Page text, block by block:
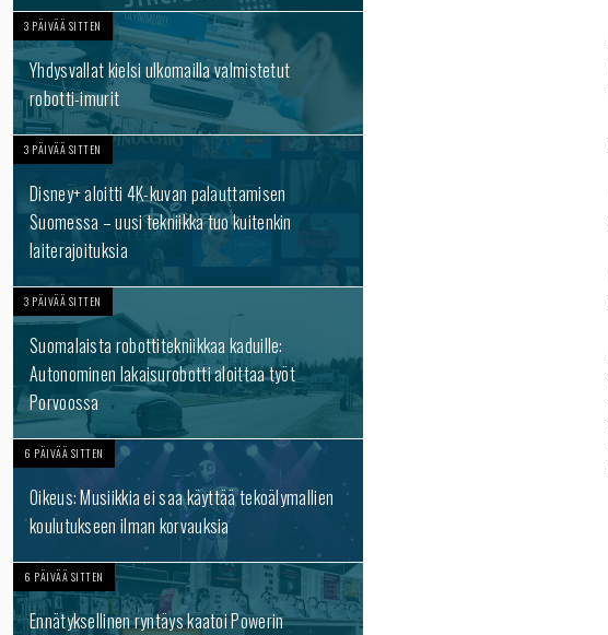
3 PÄIVÄÄ SITTEN
Yhdysvallat kielsi ulkomailla valmistetut
robotti-imurit
3 PÄIVÄÄ SITTEN
Disney+ aloitti 4K-kuvan palauttamisen
Suomessa – uusi tekniikka tuo kuitenkin
laiterajoituksia
3 PÄIVÄÄ SITTEN
Suomalaista robottitekniikkaa kaduille:
Autonominen lakaisurobotti aloittaa työt
Porvoossa
6 PÄIVÄÄ SITTEN
Oikeus: Musiikkia ei saa käyttää tekoälymallien
koulutukseen ilman korvauksia
6 PÄIVÄÄ SITTEN
Ennätyksellinen ryntäys kaatoi Powerin